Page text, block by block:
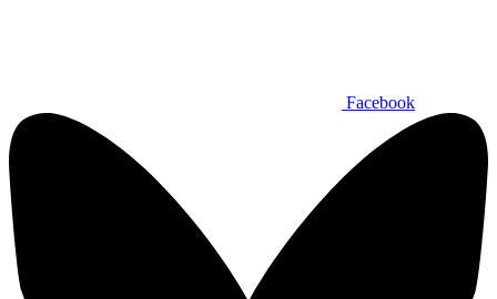
Facebook